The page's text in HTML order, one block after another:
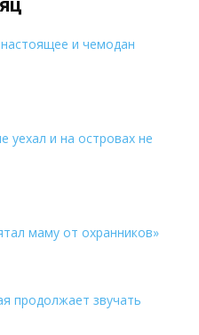
и чемодан
уехал и на островах не
маму от охранников»
продолжает звучать